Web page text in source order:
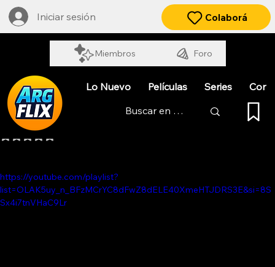
Iniciar sesión
Miembros Foro
Colaborá
Lo Nuevo Películas Series
MARÍA ELENA WALSH
Obtuvo NaN de 5 estrellas.
https://youtube.com/playlist?
list=OLAK5uy_n_BFzMCrYC8dFwZ8dELE40XmeHTJDRS3E&si=8S
Sx4i7tnVHaC9Lr